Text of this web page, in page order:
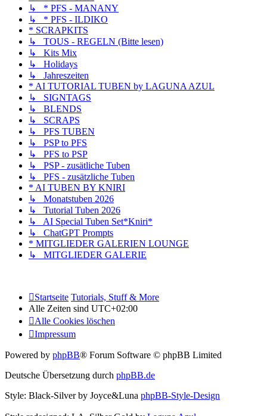
↳ * PFS - MANANY
↳ * PFS - ILDIKO
* SCRAPKITS
↳ TOUS - REGELN (Bitte lesen)
↳ Kits Mix
↳ Holidays
↳ Jahreszeiten
* AI TUTORIAL TUBEN by LAGUNA AZUL
↳ SIGNTAGS
↳ BLENDS
↳ SCRAPS
↳ PFS TUBEN
↳ PSP to PFS
↳ PFS to PSP
↳ PSP - zusätliche Tuben
↳ PFS - zusätzliche Tuben
* AI TUBEN BY KNIRI
↳ Monatstuben 2026
↳ Tutorial Tuben 2026
↳ AI Special Tuben Set*Kniri*
↳ ChatGPT Prompts
* MITGLIEDER GALERIEN LOUNGE
↳ MITGLIEDER GALERIE
Startseite Tutorials, Stuff & More
Alle Zeiten sind UTC+02:00
Alle Cookies löschen
Impressum
Powered by phpBB® Forum Software © phpBB Limited
Deutsche Übersetzung durch phpBB.de
Style: Black-Silver by Joyce&Luna phpBB-Style-Design